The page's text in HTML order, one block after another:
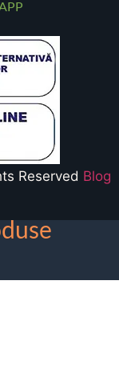
Reserved Blog